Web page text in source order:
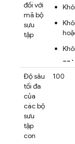
đối với
mã bộ
sưu
tập
Độ sâu
tối đa
của
các bộ
sưu
tập
con
100